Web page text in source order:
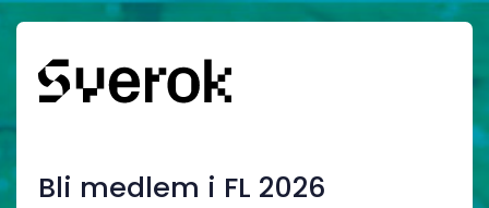
Bli medlem i FL 2026